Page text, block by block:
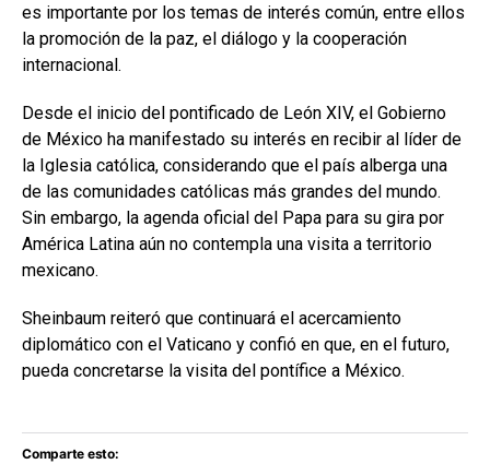
es importante por los temas de interés común, entre ellos
la promoción de la paz, el diálogo y la cooperación
internacional.
Desde el inicio del pontificado de León XIV, el Gobierno
de México ha manifestado su interés en recibir al líder de
la Iglesia católica, considerando que el país alberga una
de las comunidades católicas más grandes del mundo.
Sin embargo, la agenda oficial del Papa para su gira por
América Latina aún no contempla una visita a territorio
mexicano.
Sheinbaum reiteró que continuará el acercamiento
diplomático con el Vaticano y confió en que, en el futuro,
pueda concretarse la visita del pontífice a México.
Comparte esto: